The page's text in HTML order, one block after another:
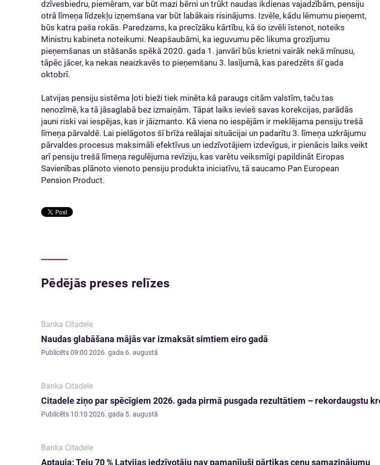
dzīvesbiedru, piemēram, var būt mazi bērni un trūkt naudas ikdienas vajadzībām, pensiju
otrā līmeņa līdzekļu izņemšana var būt labākais risinājums. Izvēle, kādu lēmumu pieņemt,
būs katra paša rokās. Paredzams, ka precīzāku kārtību, kā šo izvēli īstenot, noteiks
Ministru kabineta noteikumi. Neapšaubāmi, ka ieguvumu pēc likuma grozījumu
pieņemšanas un stāšanās spēkā 2020. gada 1. janvārī būs krietni vairāk nekā mīnusu,
tāpēc jācer, ka nekas neaizkavēs to pieņemšanu 3. lasījumā, kas paredzēts šī gada
oktobrī.
Latvijas pensiju sistēma ļoti bieži tiek minēta kā paraugs citām valstīm, taču tas
nenozīmē, ka tā jāsaglabā bez izmaiņām. Tāpat laiks ievieš savas korekcijas, parādās
jauni riski vai iespējas, kas ir jāizmanto. Kā viena no iespējām ir meklējama pensiju trešā
līmeņa pārvaldē. Lai pielāgotos šī brīža reālajai situācijai un padarītu 3. līmeņa uzkrājumu
pārvaldes procesus maksimāli efektīvus un iedzīvotājiem izdevīgus, ir pienācis laiks veikt
arī pensiju trešā līmeņa regulējuma revīziju, kas varētu veiksmīgi papildināt Eiropas
Savienības plānoto vienoto pensiju produkta iniciatīvu, tā saucamo Pan European
Pension Product.
Pēdējās preses relīzes
Banka Citadele
Naudas glabāšana mājās var izmaksāt simtiem eiro gadā
Publicēts09:00 2026. gada 6. augustā
Banka Citadele
Citadele ziņo par spēcīgiem 2026. gada pirmā pusgada rezultātiem – rekordaugstu
Publicēts 10:10 2026. gada 5. augustā
Banka Citadele
Aptauja: Teju 70 % Latvijas iedzīvotāju nav pamanījuši pārtikas cenu samazinājumu